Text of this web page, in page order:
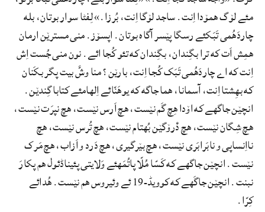
مئے لۆگ همۆدا اِنت. ساجد لۆگا اِنت، بُرزا.» لِفٹا سوار بوتان، بله
چاردَهُمی تَبَکئے رسگا پێسر آگاه بوتان. اپسۆز. منی مسترێن ارمان
همِش اَت که ترا بگِندان، بگِندان که تئو کُجا ائے. نون منی جُست اِش
اِنت که اے چاردَهُمی تَبَک کُجا اِنت، بارێن؟ منا وشَّ بیت پگر بکَنان
که بهِشتا اِنت، آسمانا، هما جاگه که یوهَنّائے اِلهامئے کتابا گِندێن.
انچێن جاگهے که اۆدا هِچ گَم نێست، هچ اَرس نێست، هچ نپرَت نێست،
هچ شِگان نێست، هچ دْرۆگێن بُهتام نێست، هچ تُرس نێست، هچ
نااِنساپی و نابَرابَری نێست، هچ بێرگیری، هچ دَرد و اَزاب، هچ مَرک
نێست. انچێن جاگهے که کَسّا مُلّا پاتُمَهئے وَلایتی پئیناڈئول هم پکارَ
نبنت. انچێن جاگَهے که کوویڈ-19 ئے وئیروس هم نێست. هُدائے
کِرّا.